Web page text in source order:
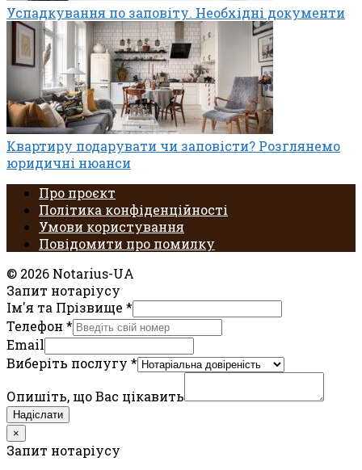
Успадкування по заповіту. Необхідні документи
Квартиру подарувати чи заповісти? Розглянемо
юридичні нюанси
Про проєкт
Політика конфіденційності
Умови користування
Повідомити про помилку
© 2026 Notarius-UA
Запит нотаріусу
Ім'я та Прізвище *
Телефон *
Email
Виберіть послугу *
Опишіть, що Вас цікавить
Надіслати
×
Запит нотаріусу